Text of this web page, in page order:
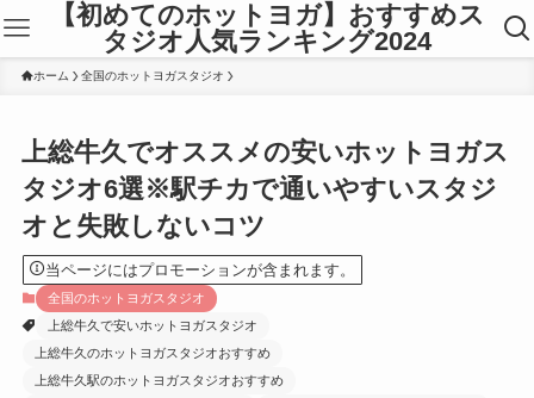
【初めてのホットヨガ】おすすめス
タジオ人気ランキング2024
ホーム 全国のホットヨガスタジオ
上総牛久でオススメの安いホットヨガス
タジオ6選※駅チカで通いやすいスタジ
オと失敗しないコツ
当ページにはプロモーションが含まれます。
全国のホットヨガスタジオ
上総牛久で安いホットヨガスタジオ
上総牛久のホットヨガスタジオおすすめ
上総牛久駅のホットヨガスタジオおすすめ